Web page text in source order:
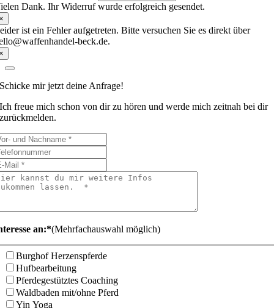
Dank. Ihr Widerruf wurde erfolgreich gesendet.
ist ein Fehler aufgetreten. Bitte versuchen Sie es direkt über
beck.de.
Schicke mir jetzt deine Anfrage!
Ich freue mich schon von dir zu hören und werde mich zeitnah bei dir
zurückmelden.
an:*(Mehrfachauswahl möglich)
Burghof Herzenspferde
Hufbearbeitung
Pferdegestütztes Coaching
Waldbaden mit/ohne Pferd
Yin Yoga